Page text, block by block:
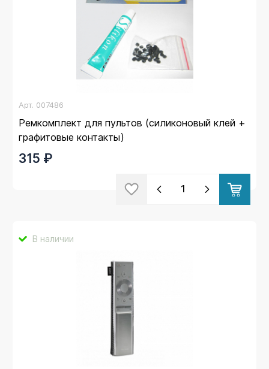
Арт. 007486
Ремкомплект для пультов (силиконовый клей +
графитовые контакты)
315 ₽
В наличии